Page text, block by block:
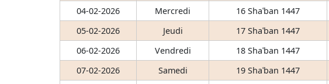
04-02-2026
Mercredi 16 Shaʿban 1447
05-02-2026
Jeudi 17 Shaʿban 1447
06-02-2026
Vendredi 18 Shaʿban 1447
07-02-2026
Samedi 19 Shaʿban 1447